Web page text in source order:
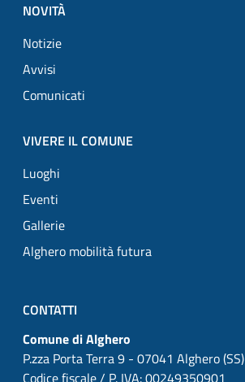
NOVITÀ
Notizie
Avvisi
Comunicati
VIVERE IL COMUNE
Luoghi
Eventi
Gallerie
Alghero mobilità futura
CONTATTI
Comune di Alghero
P.zza Porta Terra 9 - 07041 Alghero (SS)